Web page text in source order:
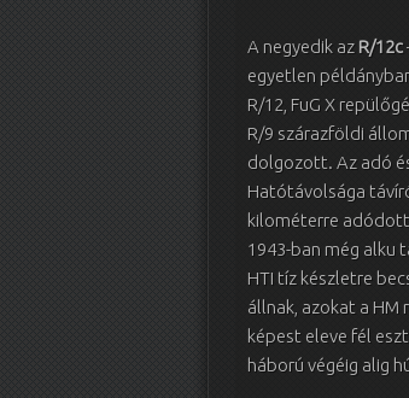
A negyedik az R/12c
egyetlen
R/12, FuG X
R/9 szárazföldi
dolgozott. Az adó
Hatótávolsága
kilométerre
1943-ban még alku
HTI tíz készletre
állnak, azokat a
képest eleve fél
háború végéig alig